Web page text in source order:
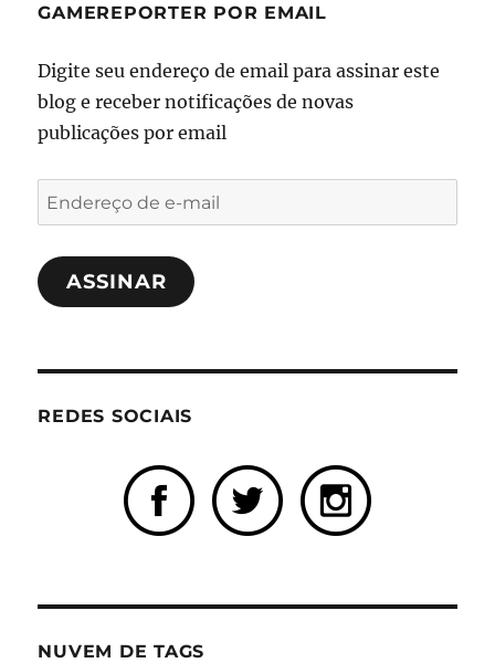
GAMEREPORTER POR EMAIL
Digite seu endereço de email para assinar este
blog e receber notificações de novas
publicações por email
Endereço
de
e-
mailASSINAR
REDES SOCIAIS
NUVEM DE TAGS